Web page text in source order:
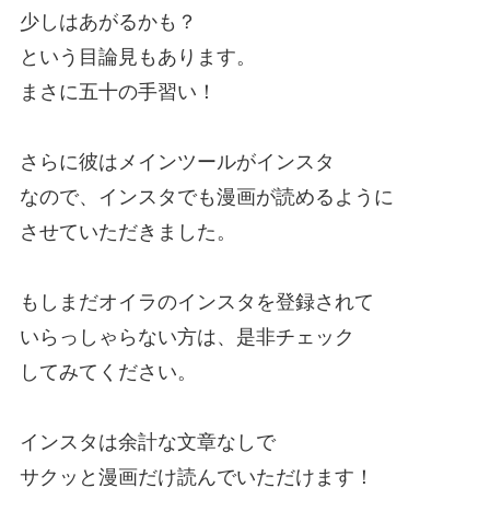
少しはあがるかも？
という目論見もあります。
まさに五十の手習い！
さらに彼はメインツールがインスタ
なので、インスタでも漫画が読めるように
させていただきました。
もしまだオイラのインスタを登録されて
いらっしゃらない方は、是非チェック
してみてください。
インスタは余計な文章なしで
サクッと漫画だけ読んでいただけます！